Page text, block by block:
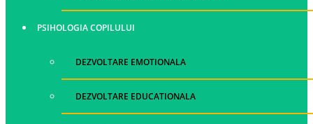
PSIHOLOGIA COPILULUI
DEZVOLTARE EMOTIONALA
DEZVOLTARE EDUCATIONALA